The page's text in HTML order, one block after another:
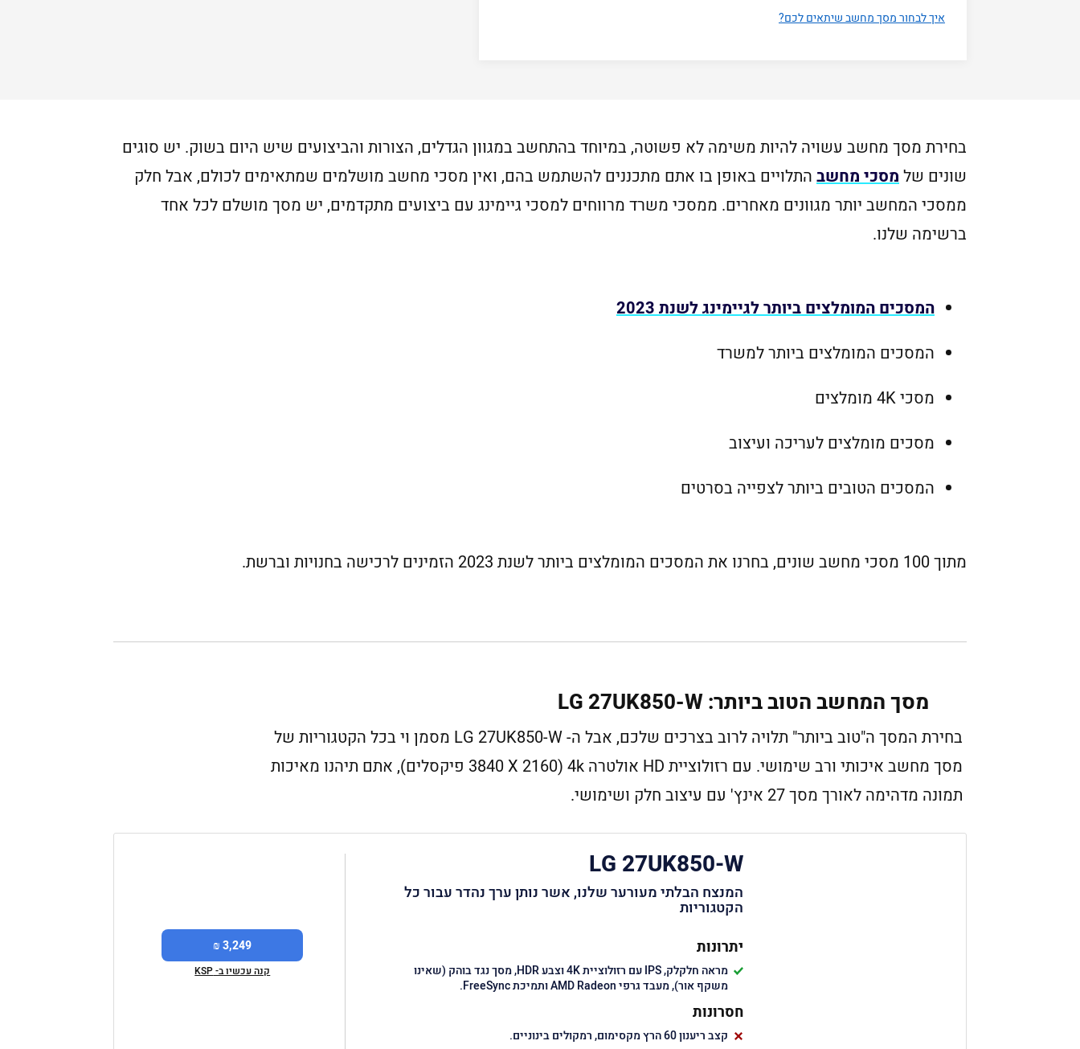
איך לבחור מסך מחשב שיתאים לכם?
בחירת מסך מחשב עשויה להיות משימה לא פשוטה, במיוחד בהתחשב במגוון הגדלים, הצורות והביצועים שיש היום בשוק. יש סוגים
שונים שלמסכי מחשב התלויים באופן בו אתם מתכננים להשתמש בהם, ואין מסכי מחשב מושלמים שמתאימים לכולם, אבל חלק
ממסכי המחשב יותר מגוונים מאחרים. ממסכי משרד מרווחים למסכי גיימינג עם ביצועים מתקדמים, יש מסך מושלם לכל אחד
ברשימה שלנו.
המסכים המומלצים ביותר לגיימינג לשנת 2023
המסכים המומלצים ביותר למשרד
מסכי 4K מומלצים
מסכים מומלצים לעריכה ועיצוב
המסכים הטובים ביותר לצפייה בסרטים
מתוך 100 מסכי מחשב שונים, בחרנו את המסכים המומלצים ביותר לשנת 2023 הזמינים לרכישה בחנויות וברשת.
מסך המחשב הטוב ביותר: LG 27UK850-W
בחירת המסך ה"טוב ביותר" תלויה לרוב בצרכים שלכם, אבל ה- LG 27UK850-W מסמן וי בכל הקטגוריות של
מסך מחשב איכותי ורב שימושי. עם רזולוציית HD אולטרה 4k (3840 X 2160 פיקסלים), אתם תיהנו מאיכות
תמונה מדהימה לאורך מסך 27 אינץ' עם עיצוב חלק ושימושי.
LG 27UK850-W
המנצח הבלתי מעורער שלנו, אשר נותן ערך נהדר עבור כל
הקטגוריות
יתרונות
מראה חלקלק, IPS עם רזולוציית 4K וצבע HDR, מסך נגד בוהק (שאינו
משקף אור), מעבד גרפי AMD Radeon ותמיכת FreeSync.
חסרונות
קצב ריענון 60 הרץ מקסימום, רמקולים בינוניים.
3,249 ₪
קנה עכשיו ב- KSP